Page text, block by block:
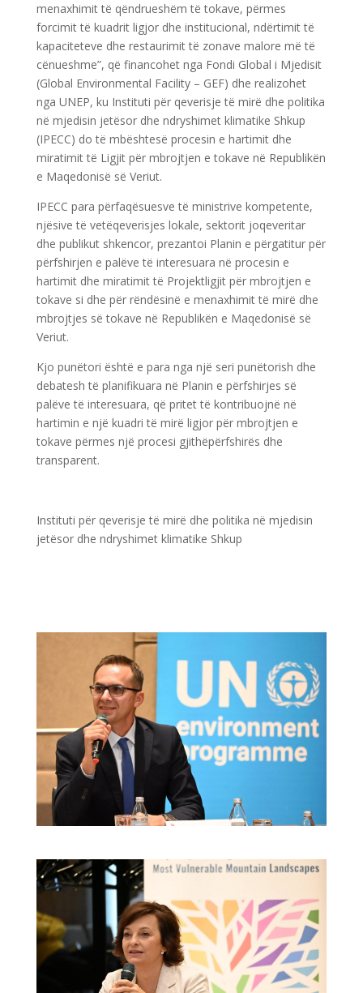
menaxhimit të qëndrueshëm të tokave, përmes
forcimit të kuadrit ligjor dhe institucional, ndërtimit të
kapaciteteve dhe restaurimit të zonave malore më të
cënueshme”, që financohet nga Fondi Global i Mjedisit
(Global Environmental Facility – GEF) dhe realizohet
nga UNEP, ku Instituti për qeverisje të mirë dhe politika
në mjedisin jetësor dhe ndryshimet klimatike Shkup
(IPECC) do të mbështesë procesin e hartimit dhe
miratimit të Ligjit për mbrojtjen e tokave në Republikën
e Maqedonisë së Veriut.
IPECC para përfaqësuesve të ministrive kompetente,
njësive të vetëqeverisjes lokale, sektorit joqeveritar
dhe publikut shkencor, prezantoi Planin e përgatitur për
përfshirjen e palëve të interesuara në procesin e
hartimit dhe miratimit të Projektligjit për mbrojtjen e
tokave si dhe për rëndësinë e menaxhimit të mirë dhe
mbrojtjes së tokave në Republikën e Maqedonisë së
Veriut.
Kjo punëtori është e para nga një seri punëtorish dhe
debatesh të planifikuara në Planin e përfshirjes së
palëve të interesuara, që pritet të kontribuojnë në
hartimin e një kuadri të mirë ligjor për mbrojtjen e
tokave përmes një procesi gjithëpërfshirës dhe
transparent.
Instituti për qeverisje të mirë dhe politika në mjedisin
jetësor dhe ndryshimet klimatike Shkup